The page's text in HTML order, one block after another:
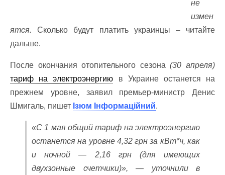
не
измен
ятся. Сколько будут платить украинцы – читайте
дальше.
После окончания отопительного сезона(30 апреля)
тариф на электроэнергию в Украине останется на
прежнем уровне, заявил премьер-министр Денис
Шмигаль, пишет Ізюм Інформаційний.
«С 1 мая общий тариф на электроэнергию
останется на уровне 4,32 грн за кВт*ч, как
и ночной — 2,16 грн (для имеющих
двухзонные счетчики)», — уточнили в